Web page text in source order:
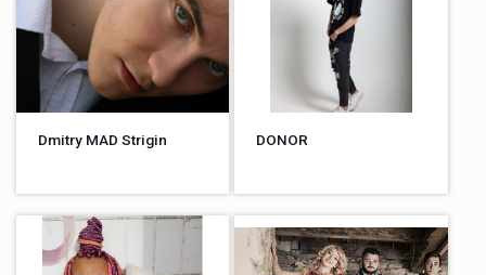
Dmitry MAD Strigin DONOR